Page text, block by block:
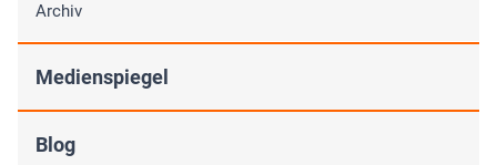
Archiv
Medienspiegel
Blog